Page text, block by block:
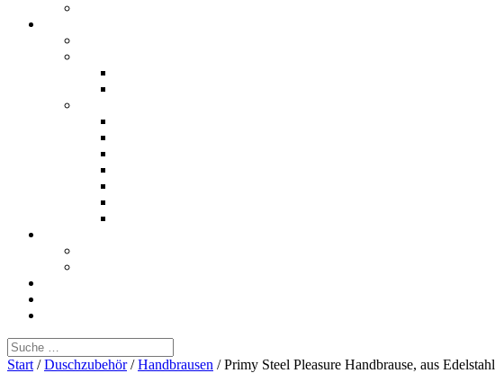
Start /Duschzubehör/Handbrausen / Primy Steel Pleasure Handbrause, aus Edelstahl